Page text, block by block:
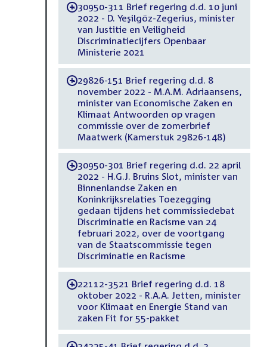
-30950-311 Brief regering d.d. 10 juni
2022 - D. Yeşilgöz-Zegerius, minister
van Justitie en Veiligheid
Discriminatiecijfers Openbaar
Ministerie 2021
-29826-151 Brief regering d.d. 8
november 2022 - M.A.M. Adriaansens,
minister van Economische Zaken en
Klimaat Antwoorden op vragen
commissie over de zomerbrief
Maatwerk (Kamerstuk 29826-148)
-30950-301 Brief regering d.d. 22 april
2022 - H.G.J. Bruins Slot, minister van
Binnenlandse Zaken en
Koninkrijksrelaties Toezegging
gedaan tijdens het commissiedebat
Discriminatie en Racisme van 24
februari 2022, over de voortgang
van de Staatscommissie tegen
Discriminatie en Racisme
-22112-3521 Brief regering d.d. 18
oktober 2022 - R.A.A. Jetten, minister
voor Klimaat en Energie Stand van
zaken Fit for 55-pakket